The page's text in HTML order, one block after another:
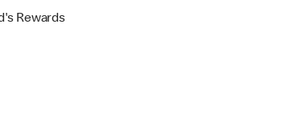
Rewards